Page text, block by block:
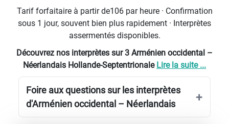
Tarif forfaitaire à partir de106 par heure · Confirmation
sous 1 jour, souvent bien plus rapidement · Interprètes
assermentés disponibles.
Découvrez nos interprètes sur 3 Arménien occidental –
Néerlandais Hollande-Septentrionale Lire la suite ...
Foire aux questions sur les interprètes
d'Arménien occidental – Néerlandais